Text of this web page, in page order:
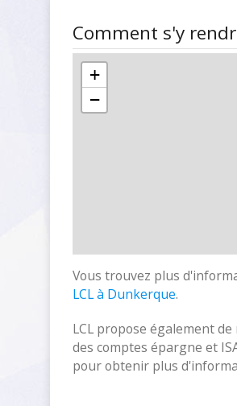
Comment s'y
+
−
Vous trouvez plus
LCL à Dunkerque.
LCL propose également
des comptes épargne et
pour obtenir plus